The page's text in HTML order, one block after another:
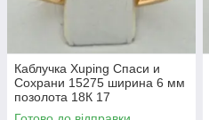
Каблучка Xuping Спаси и
Сохрани 15275 ширина 6 мм
позолота 18К 17